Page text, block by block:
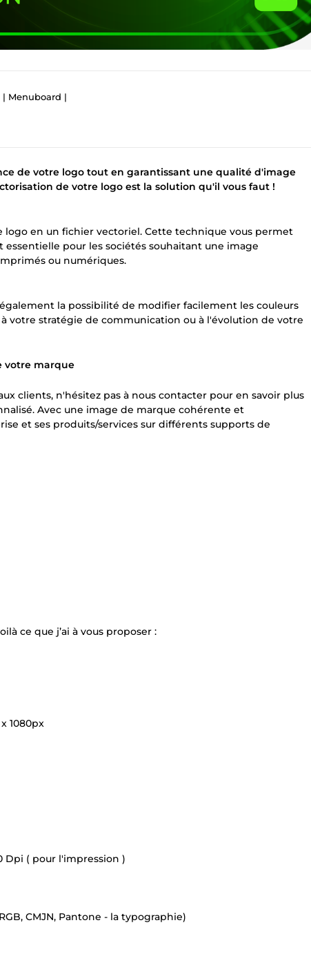
Menuboard |
de votre logo tout en garantissant une qualité d'image
de votre logo est la solution qu'il vous faut !
logo en un fichier vectoriel. Cette technique vous permet
pour les sociétés souhaitant une image
ou numériques.
la possibilité de modifier facilement les couleurs
votre stratégie de communication ou à l'évolution de votre
votre marque
clients, n'hésitez pas à nous contacter pour en savoir plus
Avec une image de marque cohérente et
et ses produits/services sur différents supports de
ce que j’ai à vous proposer :
1080px
( pour l'impression )
CMJN, Pantone - la typographie)